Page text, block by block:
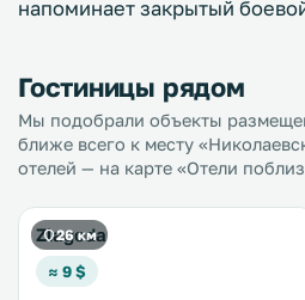
напоминает закрытый
Гостиницы рядом
Мы подобрали объекты
ближе всего к месту
отелей — на карте «Отели
26 км
Zlagoda
≈ 9 $